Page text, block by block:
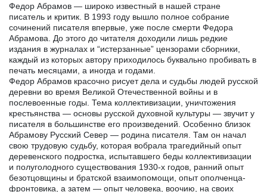
Федор Абрамов — широко известный в нашей стране
писатель и критик. В 1993 году вышло полное собрание
сочинений писателя впервые, уже после смерти Федора
Абрамова. До этого до читателя доходили лишь редкие
издания в журналах и “истерзанные” цензорами сборники,
каждый из которых автору приходилось буквально пробивать в
печать месяцами, а иногда и годами.
Федор Абрамов красочно рисует дела и судьбы людей русской
деревни во время Великой Отечественной войны и в
послевоенные годы. Тема коллективизации, уничтожения
крестьянства — основы русской духовной культуры — звучит у
писателя в большинстве его произведений. Особенно близок
Абрамову Русский Север — родина писателя. Там он начал
свою трудовую судьбу, которая вобрала трагедийный опыт
деревенского подростка, испытавшего беды коллективизации
и полуголодного существования 1930-х годов, ранний опыт
безотцовщины и братской взаимопомощи, опыт ополченца-
фронтовика, а затем — опыт человека, воочию, на своих